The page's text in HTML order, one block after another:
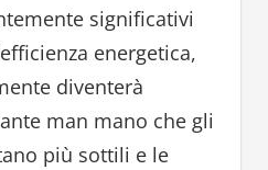
significativi
energetica,
diventerà
man mano che gli
più sottili e le